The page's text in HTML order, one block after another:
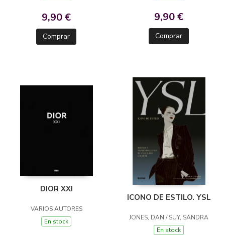
9,90 €
Comprar
9,90 €
Comprar
DIOR XXI
VARIOS AUTORES
En stock
ICONO DE ESTILO. YSL
JONES, DAN / SUY, SANDRA
En stock